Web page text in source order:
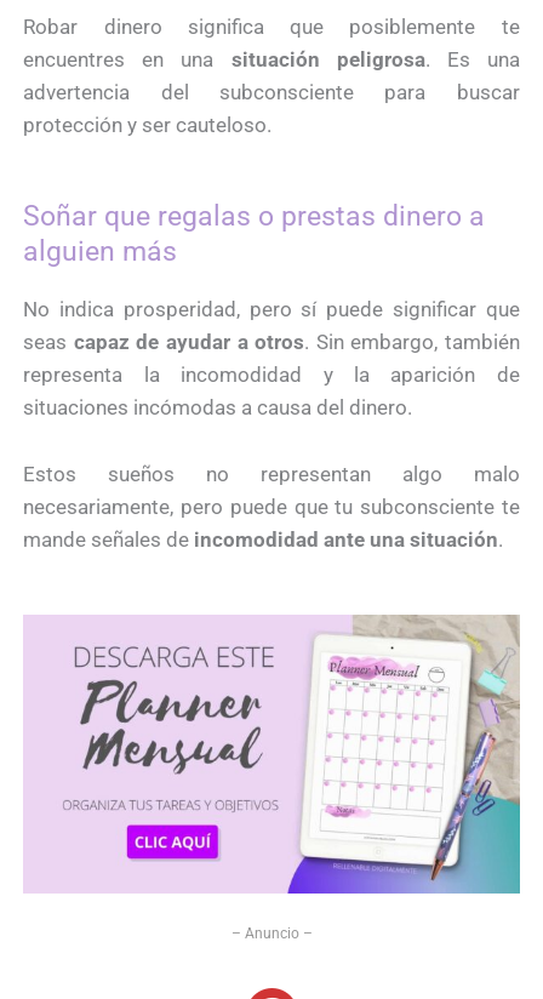
Robar dinero significa que posiblemente te
encuentres en una situación peligrosa. Es una
advertencia del subconsciente para buscar
protección y ser cauteloso.
Soñar que regalas o prestas dinero a
alguien más
No indica prosperidad, pero sí puede significar que
seas capaz de ayudar a otros. Sin embargo, también
representa la incomodidad y la aparición de
situaciones incómodas a causa del dinero.
Estos sueños no representan algo malo
necesariamente, pero puede que tu subconsciente te
mande señales de incomodidad ante una situación.
– Anuncio –